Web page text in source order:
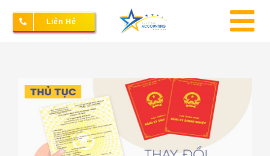
Liên Hệ
Thành lập doanh nghiệp
Kế toán – Thuế
View
Larger
Image